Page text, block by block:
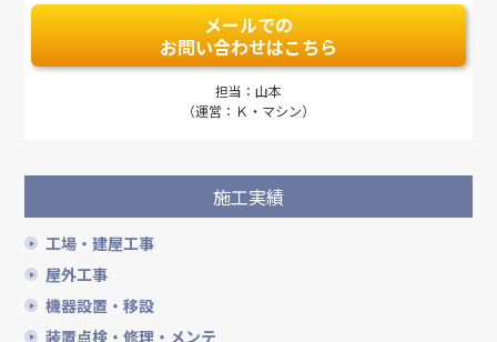
メールでの
お問い合わせはこちら
担当：山本
（運営：Ｋ・マシン）
施工実績
工場・建屋工事
屋外工事
機器設置・移設
装置点検・修理・メンテ